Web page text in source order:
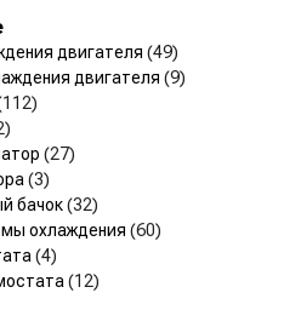
двигателя (49)
двигателя (9)
(27)
(3)
бачок(32)
охлаждения (60)
(4)
(12)